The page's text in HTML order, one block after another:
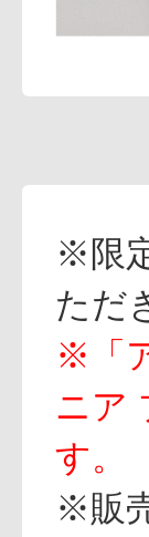
※限
ただ
※「
ニア
す。
※販